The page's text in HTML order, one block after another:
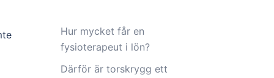
Hur mycket får en
fysioterapeut i lön?
Därför är torskrygg ett